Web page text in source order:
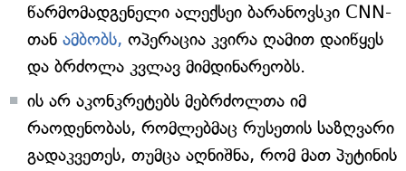
წარმომადგენელი ალექსეი ბარანოვსკი CNN-
თან ამბობს, ოპერაცია კვირა ღამით დაიწყეს
და ბრძოლა კვლავ მიმდინარეობს.
ის არ აკონკრეტებს მებრძოლთა იმ
რაოდენობას, რომლებმაც რუსეთის საზღვარი
გადაკვეთეს, თუმცა აღნიშნა, რომ მათ პუტინის